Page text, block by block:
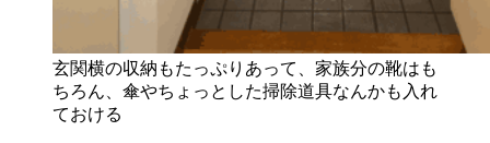
玄関横の収納もたっぷりあって、家族分の靴はも
ちろん、傘やちょっとした掃除道具なんかも入れ
ておける